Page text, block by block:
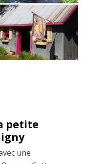
petite
une